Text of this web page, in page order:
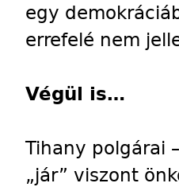
egy
errefelé nem
Végül is…
Tihany polgárai
„jár” viszont